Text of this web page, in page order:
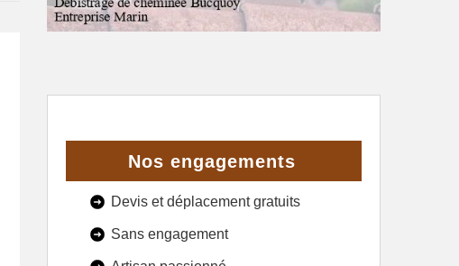
Nos engagements
Devis et déplacement gratuits
Sans engagement